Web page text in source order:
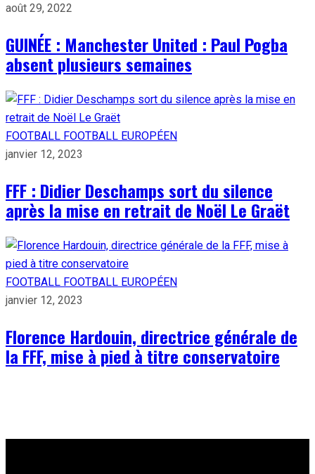
août 29, 2022
GUINÉE : Manchester United : Paul Pogba
absent plusieurs semaines
FOOTBALL FOOTBALL EUROPÉEN
janvier 12, 2023
FFF : Didier Deschamps sort du silence
après la mise en retrait de Noël Le Graët
FOOTBALL FOOTBALL EUROPÉEN
janvier 12, 2023
Florence Hardouin, directrice générale de
la FFF, mise à pied à titre conservatoire